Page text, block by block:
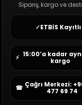
Sipariş, kargo ve
✓ETBİS Kayıtlı
⚡ 15:00’a kadar
kargo
☎ Çağrı Merkezi:
477 69 74